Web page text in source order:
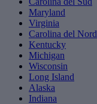
Maryland
Virginia
Carolina del Nord
Kentucky
Michigan
Wisconsin
Long Island
Alaska
Indiana